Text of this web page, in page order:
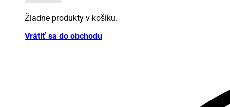
Žiadne produkty v košíku.
Vrátiť sa do obchodu